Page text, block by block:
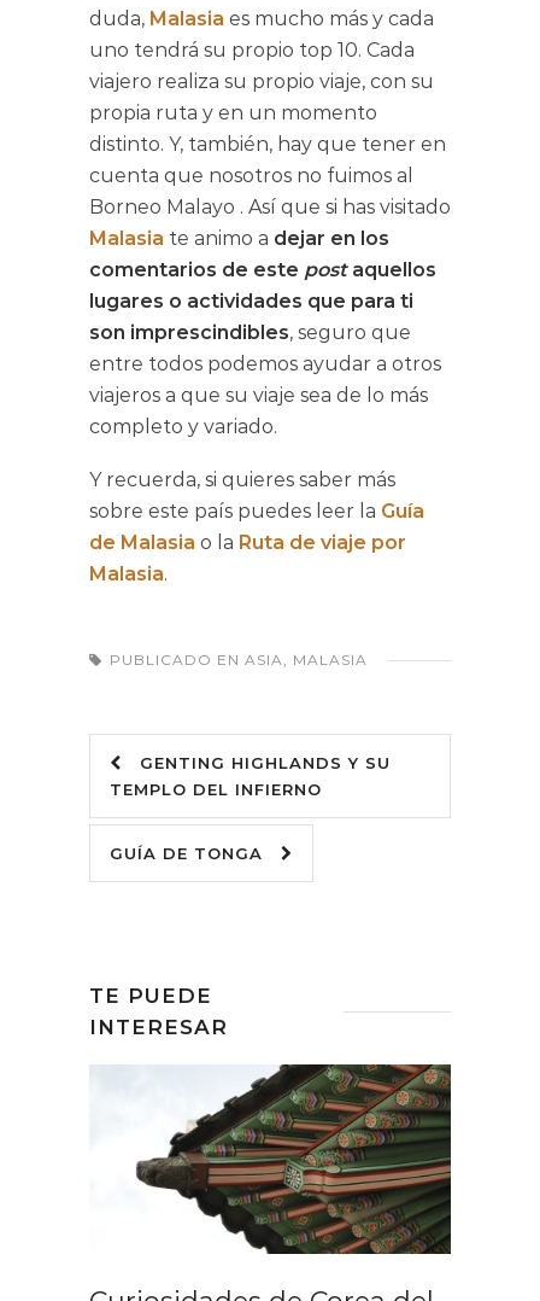
duda, Malasia es mucho más y cada
uno tendrá su propio top 10. Cada
viajero realiza su propio viaje, con su
propia ruta y en un momento
distinto. Y, también, hay que tener en
cuenta que nosotros no fuimos al
Borneo Malayo . Así que si has visitado
Malasia te animo a dejar en los
comentarios de este postaquellos
lugares o actividades que para ti
son imprescindibles, seguro que
entre todos podemos ayudar a otros
viajeros a que su viaje sea de lo más
completo y variado.
Y recuerda, si quieres saber más
sobre este país puedes leer la Guía
de Malasia o la Ruta de viaje por
Malasia.
PUBLICADO EN ASIA MALASIA
GENTING HIGHLANDS Y SU
TEMPLO DEL INFIERNO
GUÍA DE TONGA
TE PUEDE
INTERESAR